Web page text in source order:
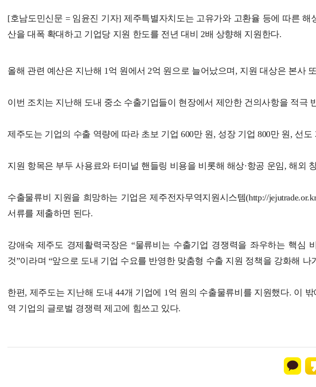
[호남도민신문 = 임윤진 기자] 제주특별자치도는 고유가와 고환율 등에 따른
산을 대폭 확대하고 기업당 지원 한도를 전년 대비 2배 상향해 지원한다.
올해 관련 예산은 지난해 1억 원에서 2억 원으로 늘어났으며, 지원 대상은 본사
이번 조치는 지난해 도내 중소 수출기업들이 현장에서 제안한 건의사항을 적극
제주도는 기업의 수출 역량에 따라 초보 기업 600만 원, 성장 기업 800만 원, 선
지원 항목은 부두 사용료와 터미널 핸들링 비용을 비롯해 해상·항공 운임, 해외
수출물류비 지원을 희망하는 기업은 제주전자무역지원시스템(http://
서류를 제출하면 된다.
강애숙 제주도 경제활력국장은 “물류비는 수출기업 경쟁력을 좌우하는 핵
것”이라며 “앞으로 도내 기업 수요를 반영한 맞춤형 수출 지원 정책을 강화해 나
한편, 제주도는 지난해 도내 44개 기업에 1억 원의 수출물류비를 지원했다. 이
역 기업의 글로벌 경쟁력 제고에 힘쓰고 있다.